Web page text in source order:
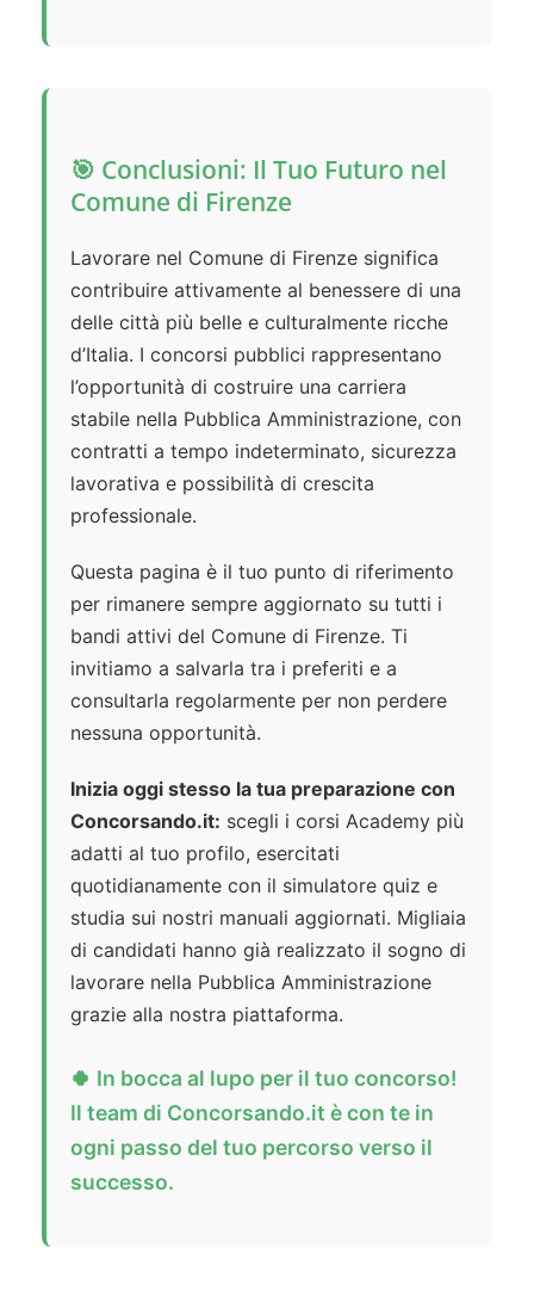
🎯 Conclusioni: Il Tuo Futuro nel
Comune di Firenze
Lavorare nel Comune di Firenze significa
contribuire attivamente al benessere di una
delle città più belle e culturalmente ricche
d’Italia. I concorsi pubblici rappresentano
l’opportunità di costruire una carriera
stabile nella Pubblica Amministrazione, con
contratti a tempo indeterminato, sicurezza
lavorativa e possibilità di crescita
professionale.
Questa pagina è il tuo punto di riferimento
per rimanere sempre aggiornato su tutti i
bandi attivi del Comune di Firenze. Ti
invitiamo a salvarla tra i preferiti e a
consultarla regolarmente per non perdere
nessuna opportunità.
Inizia oggi stesso la tua preparazione con
Concorsando.it: scegli i corsi Academy più
adatti al tuo profilo, esercitati
quotidianamente con il simulatore quiz e
studia sui nostri manuali aggiornati. Migliaia
di candidati hanno già realizzato il sogno di
lavorare nella Pubblica Amministrazione
grazie alla nostra piattaforma.
🍀 In bocca al lupo per il tuo concorso!
Il team di Concorsando.it è con te in
ogni passo del tuo percorso verso il
successo.